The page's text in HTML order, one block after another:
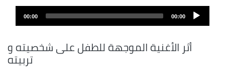
00:00
00:00
أثر الأغنية الموجهة للطفل على شخصيته و
تربيته